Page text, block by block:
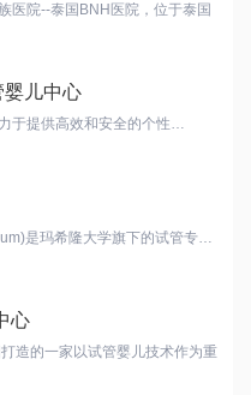
医院--泰国BNH医院，位于泰国
婴儿中心
于提供高效和安全的个性…
是玛希隆大学旗下的试管专…
心
造的一家以试管婴儿技术作为重